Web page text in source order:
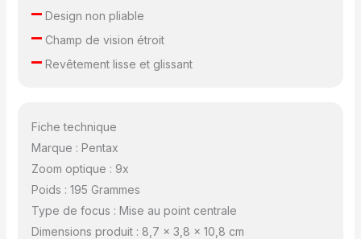
– Design non pliable
– Champ de vision étroit
– Revêtement lisse et glissant
Fiche technique
Marque : Pentax
Zoom optique : 9x
Poids : 195 Grammes
Type de focus : Mise au point centrale
Dimensions produit : 8,7 x 3,8 x 10,8 cm